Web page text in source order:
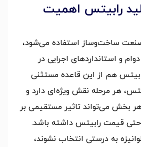
رابیتس اهمیت
ساخت‌وساز استفاده می‌شود،
و استانداردهای اجرایی در
هم از این قاعده مستثنی
هر مرحله نقش ویژه‌ای دارد و
بخش می‌تواند تاثیر مستقیمی بر
حتی قیمت رابیتس داشته باشد.
به درستی انتخاب نشوند،